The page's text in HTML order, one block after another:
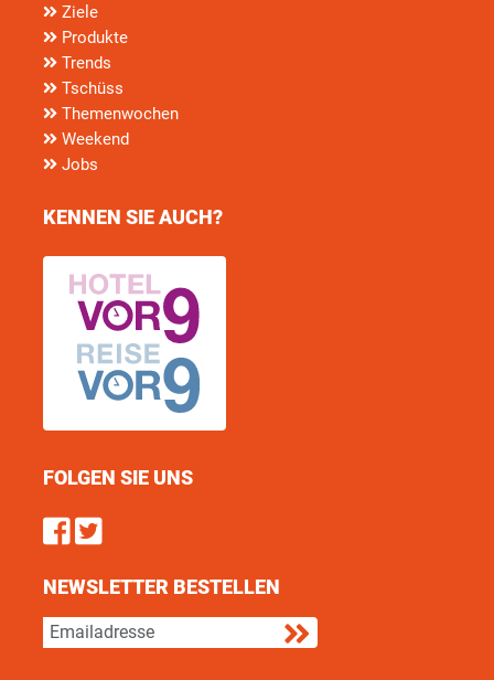
Ziele
Produkte
Trends
Tschüss
Themenwochen
Weekend
Jobs
KENNEN SIE AUCH?
FOLGEN SIE UNS
Find us on Facebook
Follow us on Twitter
NEWSLETTER BESTELLEN